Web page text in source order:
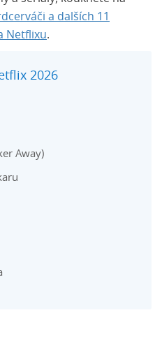
a dalších 11
Netflixu.
2026
Away)